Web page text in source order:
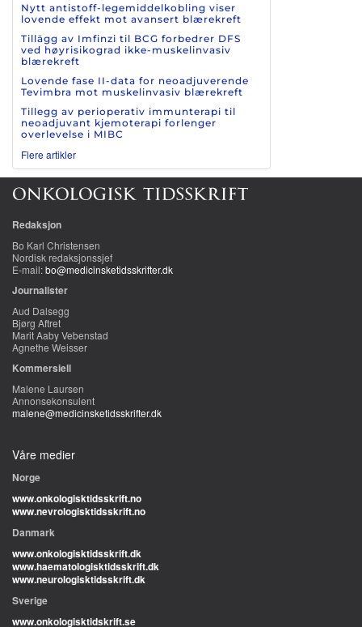
Nytt antistoff-legemiddelkobling viser
lovende effekt mot avansert blærekreft
Tillägg av Imfinzi til BCG forbedrer DFS
ved høyrisikograd ikke-muskelinvasiv
blærekreft
Lovende fase II-data for neoadjuverende
Tevimbra mot muskelinvasiv blærekreft
Tillegg av perioperativ immunterapi til
neoadjuvant kjemoterapi forlenger
overlevelse i MIBC
Flere artikler
Redaksjon
Bo Karl Christensen
Nordisk redaksjonssjef
E-mail:bo@medicinsketidsskrifter.dk
Journalister
Aud Dalsegg
Bjørg Aftret
Marit Aaby Vebenstad
Agnethe Weisser
Kommersiell
Malene Laursen
Annonsekonsulent
malene@medicinsketidsskrifter.dk
Våre medier
Norge
www.onkologisktidsskrift.no
www.nevrologisktidsskrift.no
Danmark
www.onkologisktidsskrift.dk
www.haematologisktidsskrift.dk
www.neurologisktidsskrift.dk
Sverige
www.onkologisktidskrift.se